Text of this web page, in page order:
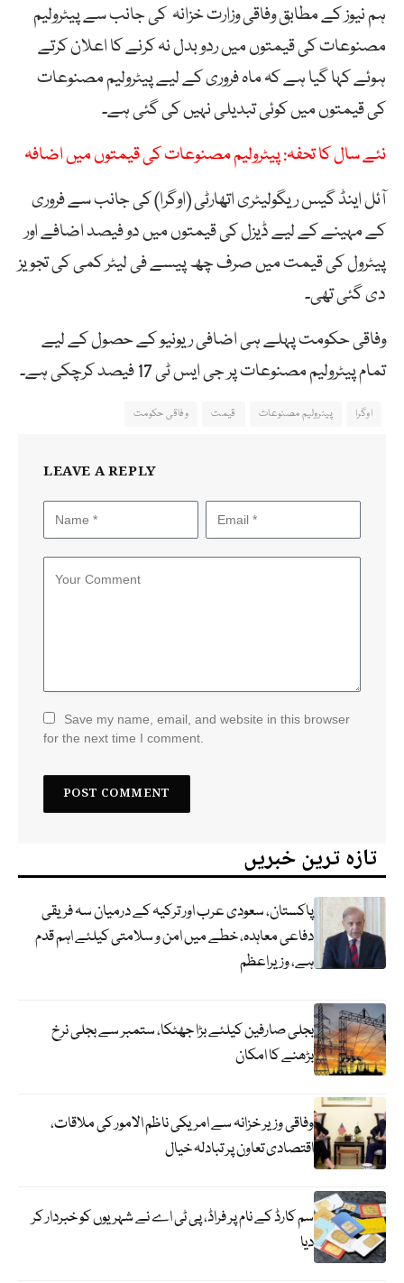
ہم نیوز کے مطابق وفاقی وزارت خزانہ کی جانب سے پیٹرولیم
مصنوعات کی قیمتوں میں ردو بدل نہ کرنے کا اعلان کرتے
ہوئے کہا گیا ہے کہ ماہ فروری کے لیے پیٹرولیم مصنوعات
کی قیمتوں میں کوئی تبدیلی نہیں کی گئی ہے۔
نئے سال کا تحفہ: پیٹرولیم مصنوعات کی قیمتوں میں اضافہ
آئل اینڈ گیس ریگولیٹری اتھارٹی (اوگرا) کی جانب سے فروری
کے مہینے کے لیے ڈیزل کی قیمتوں میں دو فیصد اضافے اور
پیٹرول کی قیمت میں صرف چھ پیسے فی لیٹر کمی کی تجویز
دی گئی تھی۔
وفاقی حکومت پہلے ہی اضافی ریونیو کے حصول کے لیے
تمام پیٹرولیم مصنوعات پر جی ایس ٹی 17 فیصد کرچکی ہے۔
اوگرا پیٹرولیم مصنوعات قیمت وفاقی حکومت
LEAVE A REPLY
Save my name, email, and website in this browser
for the next time I comment.
تازہ ترین خبریں
پاکستان، سعودی عرب اور ترکیہ کے درمیان سہ فریقی
دفاعی معاہدہ، خطے میں امن و سلامتی کیلئے اہم قدم
ہے، وزیراعظم
بجلی صارفین کیلئے بڑا جھٹکا، ستمبر سے بجلی نرخ
بڑھنے کا امکان
وفاقی وزیر خزانہ سے امریکی ناظم الامور کی ملاقات،
اقتصادی تعاون پر تبادلہ خیال
سم کارڈ کے نام پر فراڈ، پی ٹی اے نے شہریوں کو خبردار کر
دیا